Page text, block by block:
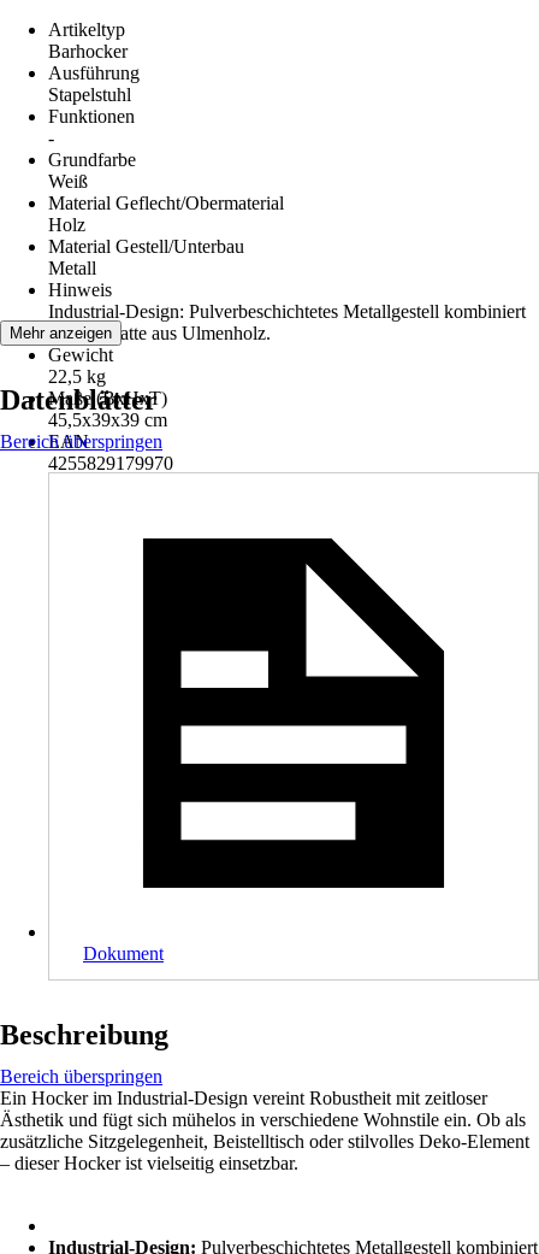
Artikeltyp
Barhocker
Ausführung
Stapelstuhl
Funktionen
-
Grundfarbe
Weiß
Material Geflecht/Obermaterial
Holz
Material Gestell/Unterbau
Metall
Hinweis
Industrial-Design: Pulverbeschichtetes Metallgestell kombiniert
mit Sitzplatte aus Ulmenholz.
Gewicht
22,5 kg
Maße (BxHxT)
45,5x39x39 cm
EAN
4255829179970
Mehr anzeigen
Datenblätter
Bereich überspringen
Dokument
Beschreibung
Bereich überspringen
Ein Hocker im Industrial-Design vereint Robustheit mit zeitloser
Ästhetik und fügt sich mühelos in verschiedene Wohnstile ein. Ob als
zusätzliche Sitzgelegenheit, Beistelltisch oder stilvolles Deko-Element
– dieser Hocker ist vielseitig einsetzbar.
Industrial-Design: Pulverbeschichtetes Metallgestell kombiniert